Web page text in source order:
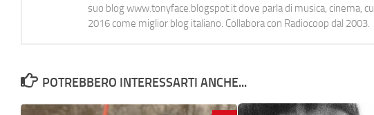
suo blog www.tonyface.blogspot.it dove parla di musica, cinema,
2016 come miglior blog italiano. Collabora con Radiocoop dal 2003.
POTREBBERO INTERESSARTI ANCHE...